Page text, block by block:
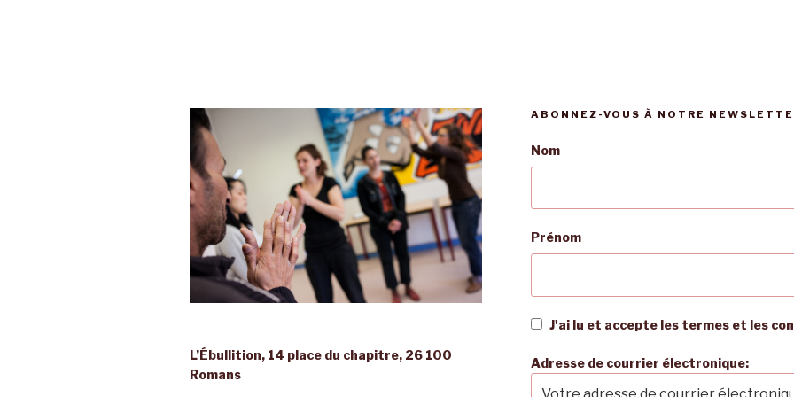
L’Ébullition, 14 place du chapitre, 26 100
Romans
ABONNEZ-VOUS À NOTRE
Nom
Prénom
J'ai lu et accepte les termes et les
Adresse de courrier électronique: